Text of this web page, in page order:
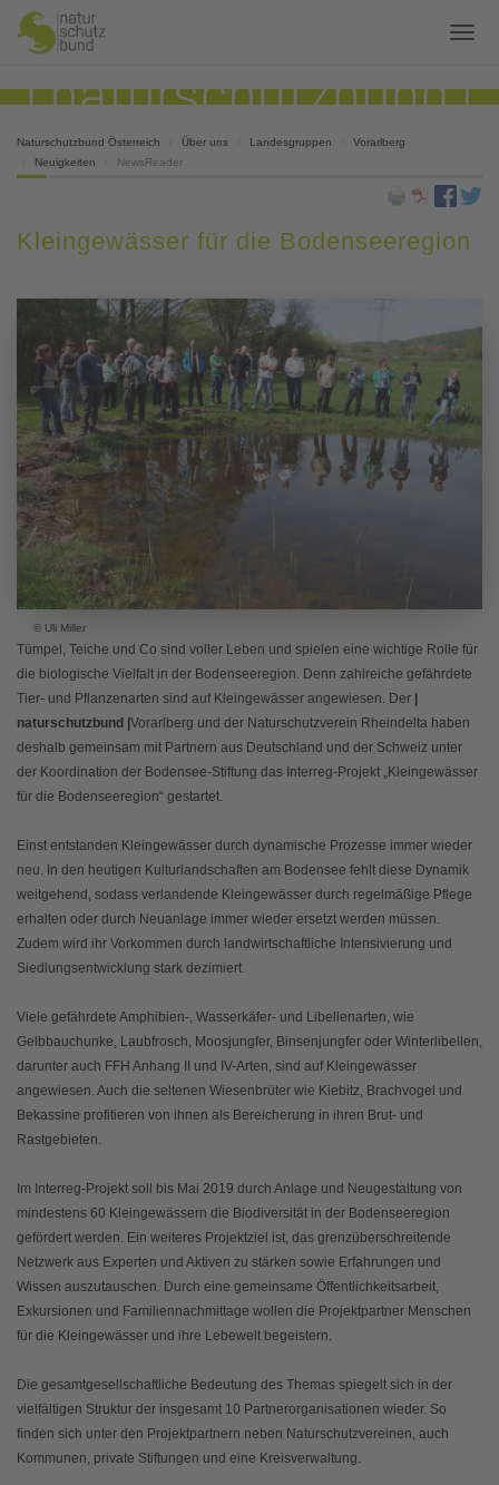
Naturschutzbund Österreich Über uns Landesgruppen
Vorarlberg
Neuigkeiten
NewsReader
Kleingewässer für die Bodenseeregion
© Uli Miller
Tümpel, Teiche und Co sind voller Leben und spielen eine wichtige Rolle für
die biologische Vielfalt in der Bodenseeregion. Denn zahlreiche gefährdete
Tier- und Pflanzenarten sind auf Kleingewässer angewiesen. Der
naturschutzbund | Vorarlberg und der Naturschutzverein Rheindelta haben
deshalb gemeinsam mit Partnern aus Deutschland und der Schweiz unter
der Koordination der Bodensee-Stiftung das Interreg-Projekt „Kleingewässer
für die Bodenseeregion“ gestartet.
Einst entstanden Kleingewässer durch dynamische Prozesse immer wieder
neu. In den heutigen Kulturlandschaften am Bodensee fehlt diese Dynamik
weitgehend, sodass verlandende Kleingewässer durch regelmäßige Pflege
erhalten oder durch Neuanlage immer wieder ersetzt werden müssen.
Zudem wird ihr Vorkommen durch landwirtschaftliche Intensivierung und
Siedlungsentwicklung stark dezimiert.
Viele gefährdete Amphibien-, Wasserkäfer- und Libellenarten, wie
Gelbbauchunke, Laubfrosch, Moosjungfer, Binsenjungfer oder Winterlibellen,
darunter auch FFH Anhang II und IV-Arten, sind auf Kleingewässer
angewiesen. Auch die seltenen Wiesenbrüter wie Kiebitz, Brachvogel und
Bekassine profitieren von ihnen als Bereicherung in ihren Brut- und
Rastgebieten.
Im Interreg-Projekt soll bis Mai 2019 durch Anlage und Neugestaltung von
mindestens 60 Kleingewässern die Biodiversität in der Bodenseeregion
gefördert werden. Ein weiteres Projektziel ist, das grenzüberschreitende
Netzwerk aus Experten und Aktiven zu stärken sowie Erfahrungen und
Wissen auszutauschen. Durch eine gemeinsame Öffentlichkeitsarbeit,
Exkursionen und Familiennachmittage wollen die Projektpartner Menschen
für die Kleingewässer und ihre Lebewelt begeistern.
Die gesamtgesellschaftliche Bedeutung des Themas spiegelt sich in der
vielfältigen Struktur der insgesamt 10 Partnerorganisationen wieder. So
finden sich unter den Projektpartnern neben Naturschutzvereinen, auch
Kommunen, private Stiftungen und eine Kreisverwaltung.